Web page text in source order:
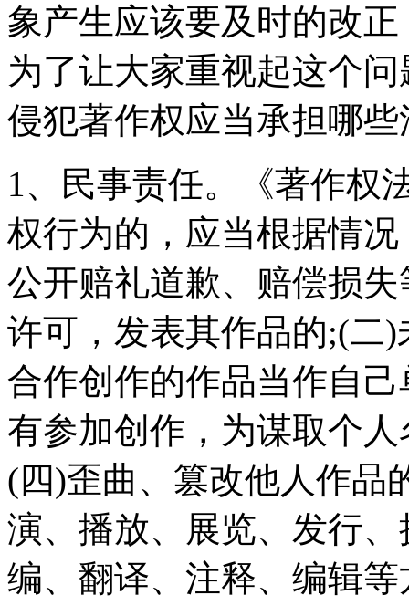
象产生应该要及时的改
为了让大家重视起这个
侵犯著作权应当承担哪些
1、民事责任。《著作权
权行为的，应当根据情
公开赔礼道歉、赔偿损
许可，发表其作品的;(二
合作创作的作品当作自
有参加创作，为谋取个
(四)歪曲、篡改他人作品
演、播放、展览、发行
编、翻译、注释、编辑